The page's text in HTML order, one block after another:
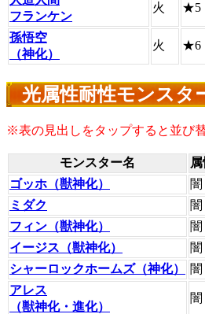
フランケン
火 ★5
孫悟空
（神化）
火 ★6
光属性耐性モンスタ
※表の見出しをタップすると並び
モンスター名
ゴッホ（獣神化）
闇
ミダク
闇
フィン（獣神化）
闇
イージス（獣神化）
闇
シャーロックホームズ（神化）
闇
アレス
（獣神化・進化）
闇